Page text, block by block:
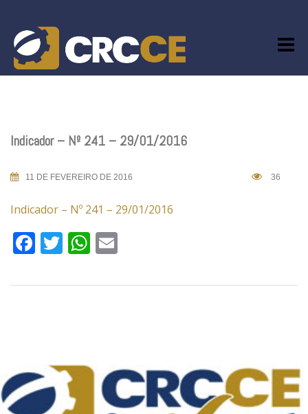
content
Indicador – Nº 241 – 29/01/2016
11 DE FEVEREIRO DE 2016 36
Indicador – Nº 241 – 29/01/2016
Facebook
TwitterWhatsApp